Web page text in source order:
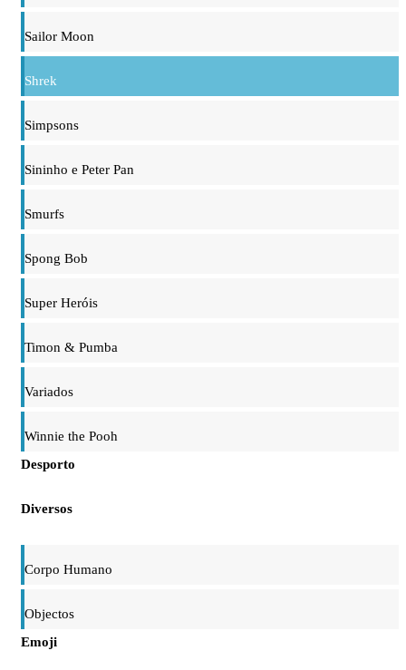
Sailor Moon
Shrek
Simpsons
Sininho e Peter Pan
Smurfs
Spong Bob
Super Heróis
Timon & Pumba
Variados
Winnie the Pooh
Desporto
Diversos
Corpo Humano
Objectos
Emoji